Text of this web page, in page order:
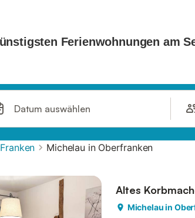
Datum auswählen
Franken Michelau in Oberfranken
Altes
Michelau in